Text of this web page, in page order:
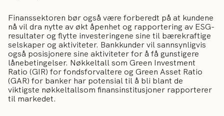
Finanssektoren bør også være forberedt på at kundene
nå vil dra nytte av økt åpenhet og rapportering av ESG-
resultater og flytte investeringene sine til bærekraftige
selskaper og aktiviteter. Bankkunder vil sannsynligvis
også posisjonere sine aktiviteter for å få gunstigere
lånebetingelser. Nøkkeltall som Green Investment
Ratio (GIR) for fondsforvaltere og Green Asset Ratio
(GAR) for banker har potensial til å bli blant de
viktigste nøkkeltallsom finansinstitusjoner rapporterer
til markedet.